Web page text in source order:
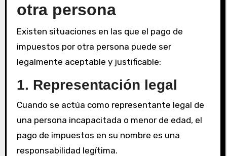
otra persona
Existen situaciones en las que el pago de
impuestos por otra persona puede ser
legalmente aceptable y justificable:
1. Representación legal
Cuando se actúa como representante legal de
una persona incapacitada o menor de edad, el
pago de impuestos en su nombre es una
responsabilidad legítima.